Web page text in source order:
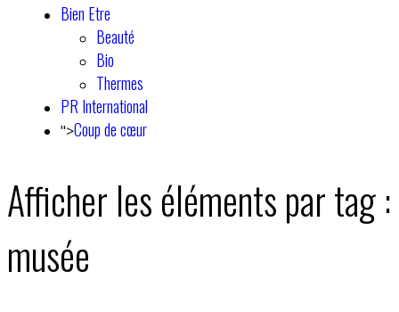
Bien Etre
Beauté
Bio
Thermes
PR International
">Coup de cœur
Afficher les éléments par tag :
musée